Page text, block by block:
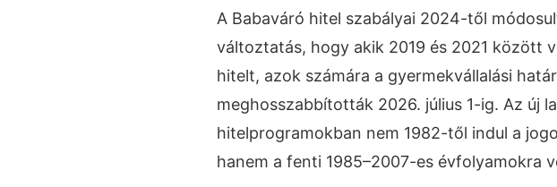
A Babaváró hitel szabályai 2024-től
változtatás, hogy akik 2019 és 2021 között
hitelt, azok számára a gyermekvállalási
meghosszabbították 2026. július 1-ig. Az új
hitelprogramokban nem 1982-től indul a
hanem a fenti 1985–2007-es évfolyamokra